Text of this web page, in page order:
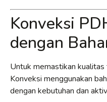
Konveksi
dengan
Untuk memastikan
Konveksi menggunakan
dengan kebutuhan dan